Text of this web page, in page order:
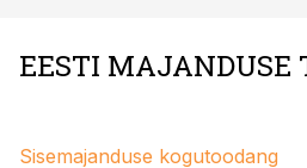
EESTI MAJANDUSE
Sisemajanduse kogutoodang